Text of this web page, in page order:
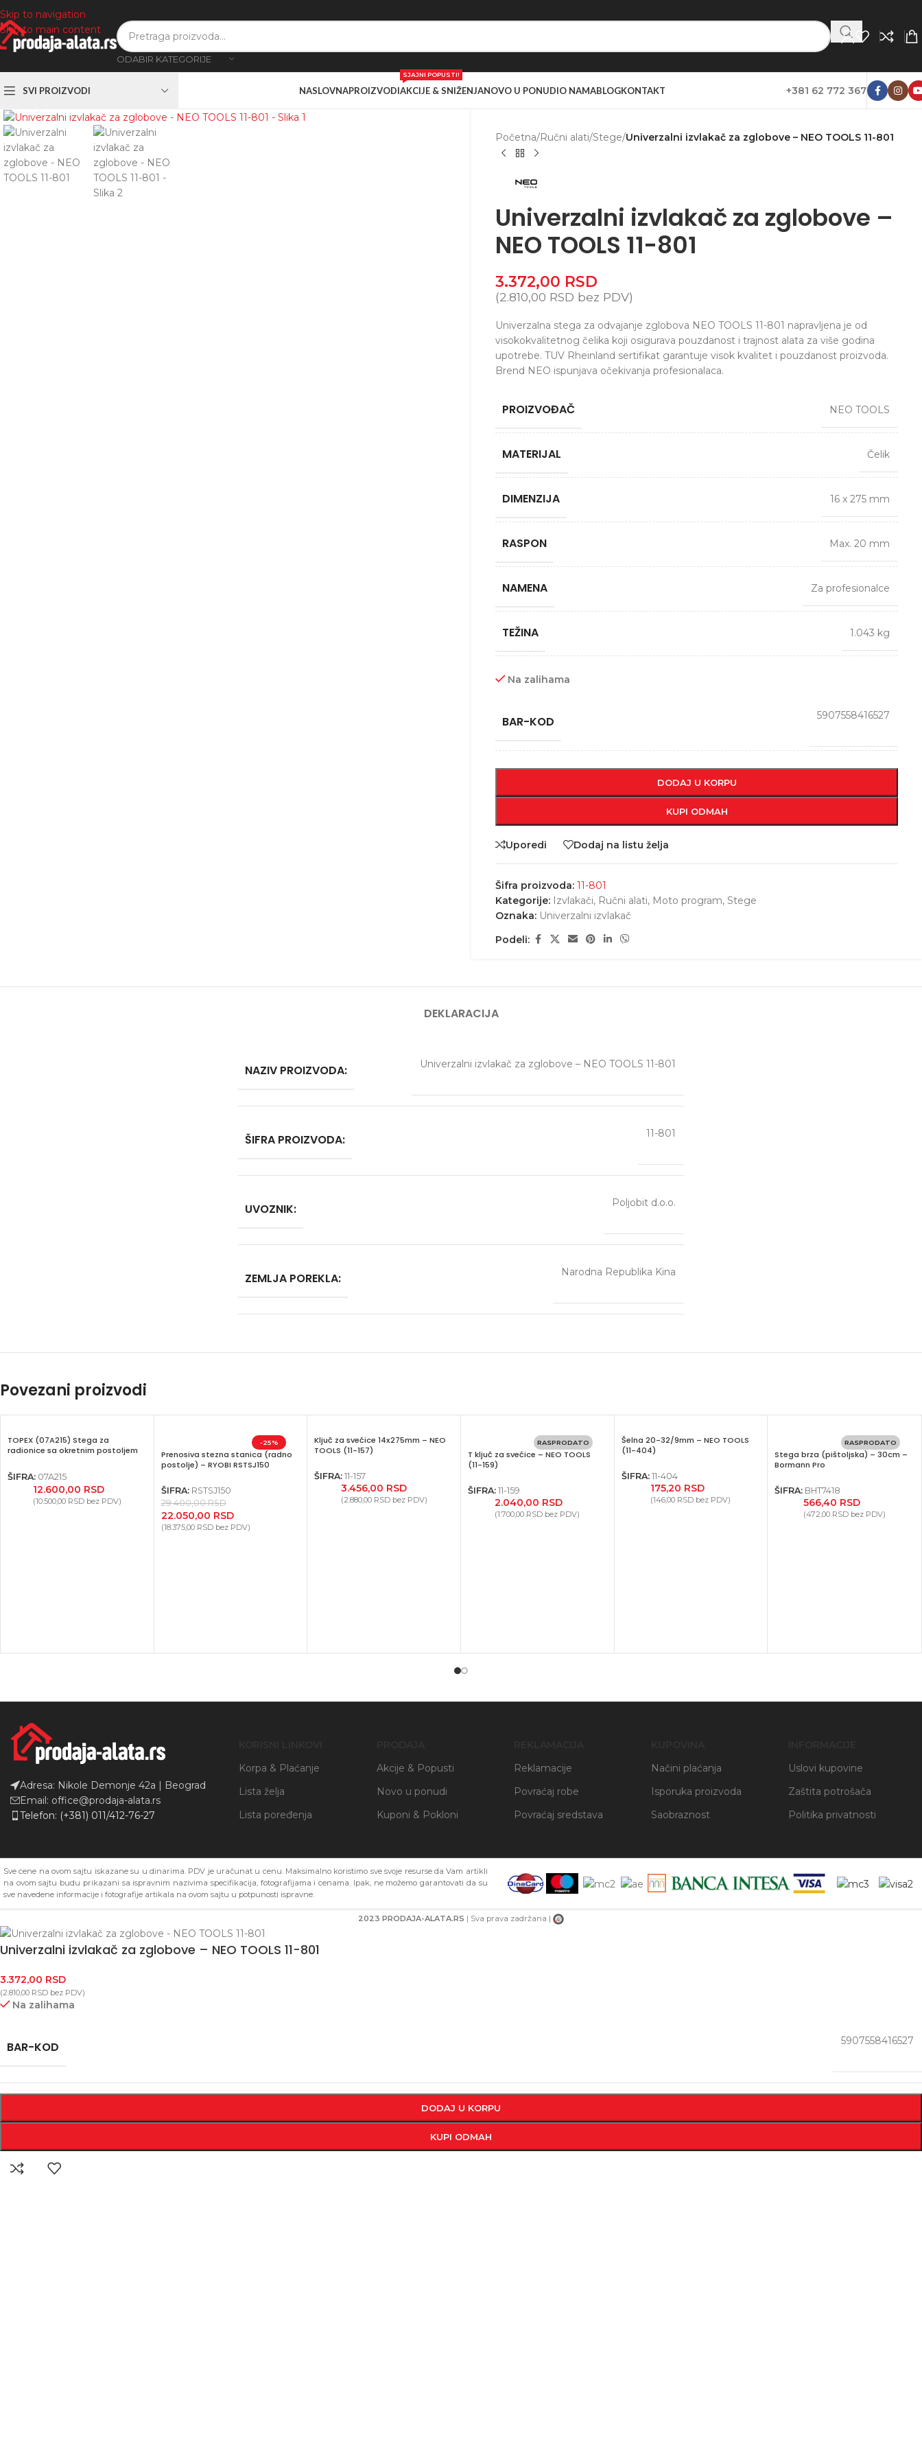
Skip to navigation
Skip to main content
ODABIR KATEGORIJE
SVI PROIZVODI NASLOVNAPROIZVODIAKCIJE & SNIŽENJA
SJAJNI POPUSTI!
NOVO U PONUDIO NAMABLOGKONTAKT +381 62 772 367
Zumiranje
Početna/Ručni alati/Stege/Univerzalni izvlakač za zglobove – NEO TOOLS 11-801
Univerzalni izvlakač za zglobove –
NEO TOOLS 11-801
3.372,00 RSD
(2.810,00 RSD bez PDV)
Univerzalna stega za odvajanje zglobova NEO TOOLS 11-801 napravljena je od
visokokvalitetnog čelika koji osigurava pouzdanost i trajnost alata za više godina
upotrebe. TUV Rheinland sertifikat garantuje visok kvalitet i pouzdanost proizvoda.
Brend NEO ispunjava očekivanja profesionalaca.
PROIZVOĐAČ NEO TOOLS
MATERIJAL Čelik
DIMENZIJA 16 x 275 mm
RASPON Max. 20 mm
NAMENA Za profesionalce
TEŽINA 1.043 kg
Na zalihama
BAR-KOD 5907558416527
DODAJ U KORPU
KUPI ODMAH
Uporedi Dodaj na listu želja
Šifra proizvoda: 11-801
Kategorije: Izvlakači, Ručni alati, Moto program, Stege
Oznaka: Univerzalni izvlakač
Podeli:
DEKLARACIJA
NAZIV PROIZVODA: Univerzalni izvlakač za zglobove – NEO TOOLS 11-801
ŠIFRA PROIZVODA: 11-801
UVOZNIK: Poljobit d.o.o.
ZEMLJA POREKLA: Narodna Republika Kina
Povezani proizvodi
TOPEX (07A215) Stega za
radionice sa okretnim postoljem
ŠIFRA: 07A215
12.600,00 RSD
(10.500,00 RSDbez PDV)
-25%
Prenosiva stezna stanica (radno
postolje) – RYOBI RSTSJ150
ŠIFRA: RSTSJ150
29.400,00RSD
22.050,00 RSD
(18.375,00 RSDbez PDV)
Ključ za svećice 14x275mm – NEO
TOOLS (11-157)
ŠIFRA:11-157
3.456,00 RSD
(2.880,00 RSDbez PDV)
RASPRODATO
T ključ za svećice – NEO TOOLS
(11-159)
ŠIFRA: 11-159
2.040,00 RSD
(1.700,00 RSD bez PDV)
Šelna 20-32/9mm – NEO TOOLS
(11-404)
ŠIFRA: 11-404
175,20 RSD
(146,00 RSD bez PDV)
RASPRODATO
Stega brza (pištoljska) – 30cm –
Bormann Pro
ŠIFRA: BHT7418
566,40 RSD
(472,00 RSDbez PDV)
Adresa: Nikole Demonje 42a | Beograd
Email: office@prodaja-alata.rs
Telefon: (+381) 011/412-76-27
Korpa & Plaćanje
Lista želja
Lista poređenja
Akcije & Popusti
Novo u ponudi
Kuponi & Pokloni
Reklamacije
Povraćaj robe
Povraćaj sredstava
Načini plaćanja
Isporuka proizvoda
Saobraznost
Uslovi kupovine
Zaštita potrošača
Politika privatnosti
Sve cene na ovom sajtu iskazane su u dinarima. PDV je uračunat u cenu. Maksimalno koristimo sve svoje resurse da Vam artikli
na ovom sajtu budu prikazani sa ispravnim nazivima specifikacija, fotografijama i cenama. Ipak, ne možemo garantovati da su
sve navedene informacije i fotografije artikala na ovom sajtu u potpunosti ispravne.
2023 PRODAJA-ALATA.RS | Sva prava zadržana |
Univerzalni izvlakač za zglobove – NEO TOOLS 11-801
3.372,00 RSD
(2.810,00 RSD bez PDV)
Na zalihama
BAR-KOD 5907558416527
DODAJ U KORPU
KUPI ODMAH